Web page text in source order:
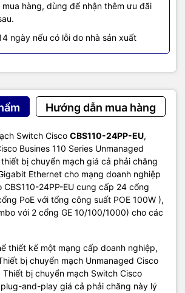
hàng, dùng để nhận thêm ưu đãi
ngày nếu có lỗi do nhà sản xuất
Hướng dẫn mua hàng
Switch Cisco CBS110-24PP-EU,
Busines 110 Series Unmanaged
bị chuyển mạch giá cả phải chăng
Ethernet cho mạng doanh nghiệp
CBS110-24PP-EU cung cấp 24 cổng
PoE với tổng công suất POE 100W ),
với 2 cổng GE 10/100/1000) cho các
thiết kế một mạng cấp doanh nghiệp,
bị chuyển mạch Unmanaged Cisco
Thiết bị chuyển mạch Switch Cisco
plug-and-play giá cả phải chăng này lý